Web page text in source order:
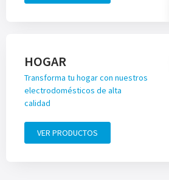
HOGAR
Transforma tu hogar con nuestros
electrodomésticos de alta
calidad
VER PRODUCTOS